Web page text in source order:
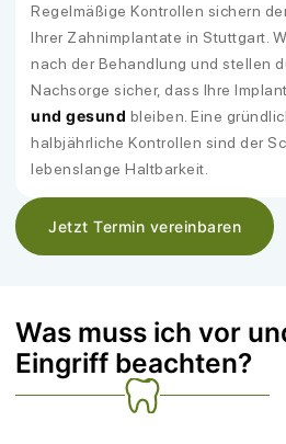
Regelmäßige Kontrollen sichern
Ihrer Zahnimplantate in Stuttgart.
nach der Behandlung und stellen
Nachsorge sicher, dass Ihre
und gesund bleiben. Eine
halbjährliche Kontrollen sind der
lebenslange Haltbarkeit.
Jetzt Termin vereinbaren
Was muss ich vor
Eingriff beachten?